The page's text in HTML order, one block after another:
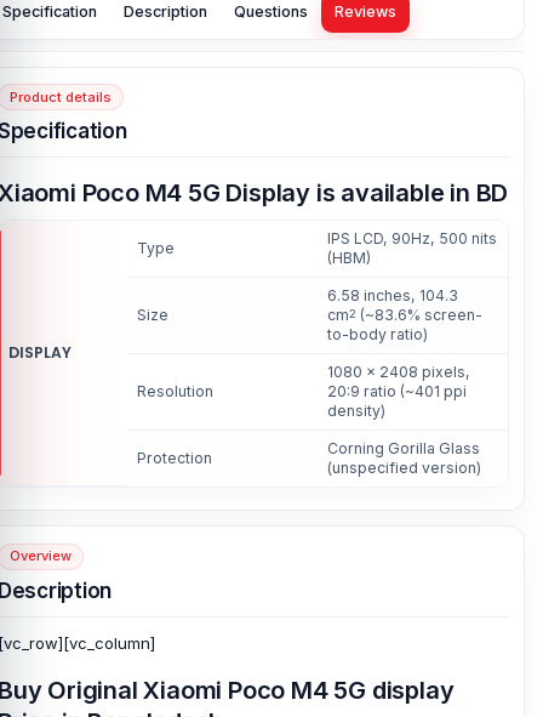
Specification Description Questions Reviews
Product details
Poco M4 5G Display is available in BD
DISPLAY
Type
IPS LCD, 90Hz, 500 nits
(HBM)
Size
6.58 inches, 104.3
cm2 (~83.6% screen-
to-body ratio)
Resolution
1080 x 2408 pixels,
20:9 ratio (~401 ppi
density)
Protection
Corning Gorilla Glass
(unspecified version)
Overview
Original Xiaomi Poco M4 5G display